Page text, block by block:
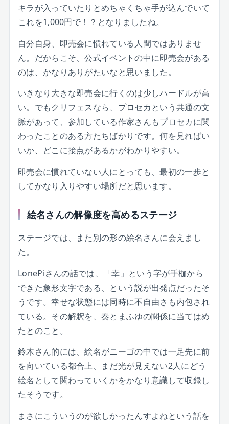
キラが入っていたりとめちゃくちゃ手が込んでいて
これを1,000円で！？となりましたね。
自分自身、即売会に慣れている人間ではありませ
ん。だからこそ、公式イベントの中に即売会がある
のは、かなりありがたいなと思いました。
いきなり大きな即売会に行くのは少しハードルが高
い。でもクリフェスなら、プロセカという共通の文
脈があって、参加している作家さんもプロセカに関
わったことのある方たちばかりです。何を見ればい
いか、どこに接点があるかがわかりやすい。
即売会に慣れていない人にとっても、最初の一歩と
してかなり入りやすい場所だと思います。
絵名さんの解像度を高めるステージ
ステージでは、また別の形の絵名さんに会えまし
た。
LonePiさんの話では、「幸」という字が手枷から
できた象形文字である、という説が出発点だったそ
うです。幸せな状態には同時に不自由さも内包され
ている。その解釈を、奏とまふゆの関係に当てはめ
たとのこと。
鈴木さん的には、絵名がニーゴの中では一足先に前
を向いている都合上、まだ光が見えない2人にどう
絵名として関わっていくかをかなり意識して収録し
たそうです。
まさにこういうのが欲しかったんすよねという話を